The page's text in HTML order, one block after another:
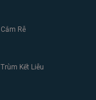
Cắm Rễ
Trùm Kết Liễu